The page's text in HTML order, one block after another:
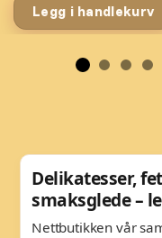
Legg i handlekurv
Delikatesser,
smaksglede –
Nettbutikken vår